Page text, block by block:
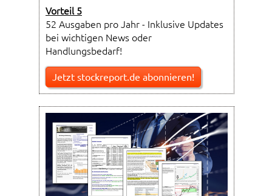
Vorteil 5
52 Ausgaben pro Jahr - Inklusive Updates
bei wichtigen News oder
Handlungsbedarf!
Jetzt stockreport.de abonnieren!